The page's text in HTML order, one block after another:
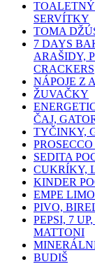
TOALETNÝ
SERVÍTKY
TOMA
7 DAYS
ARAŠIDY,
CRACKERS
NÁPOJE Z
ŽUVAČKY
ČAJ,
TYČINKY,
SEDITA
CUKRÍKY,
KINDER
EMPE
PIVO,
PEPSI, 7
MATTONI
BUDIŠ